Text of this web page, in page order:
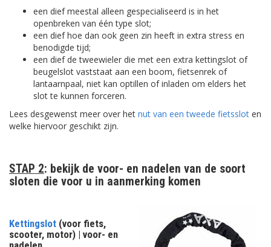
een dief meestal alleen gespecialiseerd is in het
openbreken van één type slot;
een dief hoe dan ook geen zin heeft in extra stress en
benodigde tijd;
een dief de tweewieler die met een extra kettingslot of
beugelslot vaststaat aan een boom, fietsenrek of
lantaarnpaal, niet kan optillen of inladen om elders het
slot te kunnen forceren.
Lees desgewenst meer over het nut van een tweede fietsslot en
welke hiervoor geschikt zijn.
STAP 2: bekijk de voor- en nadelen van de soort
sloten die voor u in aanmerking komen
Kettingslot (voor fiets,
scooter, motor) | voor- en